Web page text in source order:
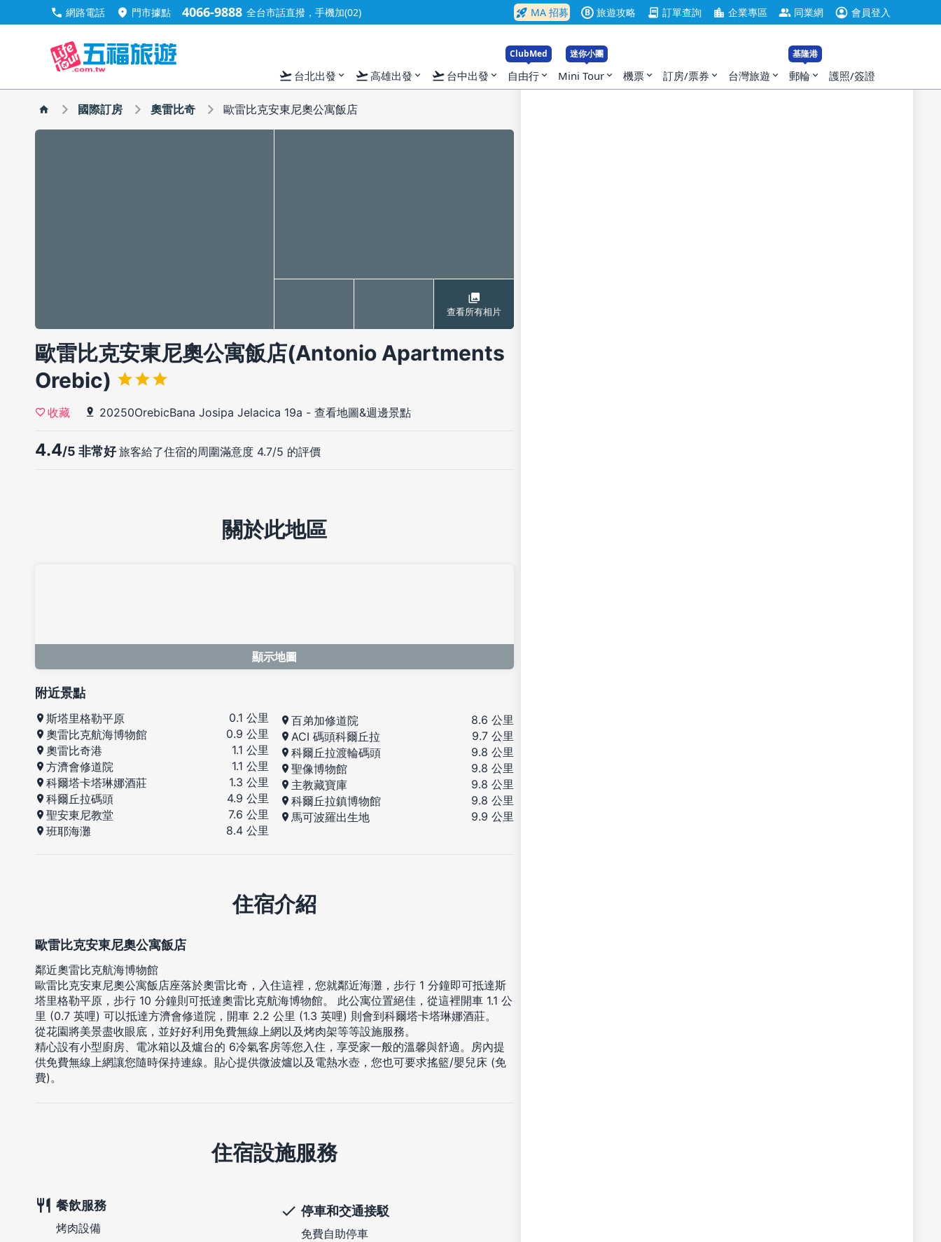
call 網路電話 location_on 門市據點 4066-9888 全台市話直撥，手機加(02) rocket_launch MA 招募 B 旅遊攻略 contract 訂單查詢 location_city 企業專區 group 同業網 account_circle 會員登入
flight_takeoff 台北出發 expand_more flight_takeoff高雄出發 expand_more flight_takeoff 台中出發 expand_more
ClubMed
自由行 expand_more
迷你小團
Mini Tour expand_more 機票 expand_more 訂房/票券 expand_more 台灣旅遊 expand_more
基隆港
郵輪 expand_more 護照/簽證
國際訂房 奧雷比奇 歐雷比克安東尼奧公寓飯店
查看所有相片
歐雷比克安東尼奧公寓飯店(Antonio Apartments
Orebic)
收藏 20250OrebicBana Josipa Jelacica 19a - 查看地圖&週邊景點
4.4/5 非常好旅客給了住宿的周圍滿意度 4.7/5 的評價
無符合房型，請選擇其他入住日。
關於此地區
顯示地圖
附近景點
斯塔里格勒平原
0.1 公里
奧雷比克航海博物館
0.9 公里
奧雷比奇港
1.1 公里
方濟會修道院
1.1 公里
科爾塔卡塔琳娜酒莊
1.3 公里
科爾丘拉碼頭
4.9 公里
聖安東尼教堂
7.6 公里
班耶海灘
8.4 公里
百弟加修道院
8.6 公里
ACI 碼頭科爾丘拉
9.7 公里
科爾丘拉渡輪碼頭
9.8 公里
聖像博物館
9.8 公里
主教藏寶庫
9.8 公里
科爾丘拉鎮博物館
9.8 公里
馬可波羅出生地
9.9 公里
住宿介紹
歐雷比克安東尼奧公寓飯店
鄰近奧雷比克航海博物館
歐雷比克安東尼奧公寓飯店座落於奧雷比奇，入住這裡，您就鄰近海灘，步行 1 分鐘即可抵達斯
塔里格勒平原，步行 10 分鐘則可抵達奧雷比克航海博物館。 此公寓位置絕佳，從這裡開車 1.1 公
里 (0.7 英哩) 可以抵達方濟會修道院，開車 2.2 公里 (1.3 英哩) 則會到科爾塔卡塔琳娜酒莊。
從花園將美景盡收眼底，並好好利用免費無線上網以及烤肉架等等設施服務。
精心設有小型廚房、電冰箱以及爐台的 6冷氣客房等您入住，享受家一般的溫馨與舒適。房內提
供免費無線上網讓您隨時保持連線。貼心提供微波爐以及電熱水壺，您也可要求搖籃/嬰兒床 (免
費)。
住宿設施服務
餐飲服務
烤肉設備
停車和交通接駁
免費自助停車